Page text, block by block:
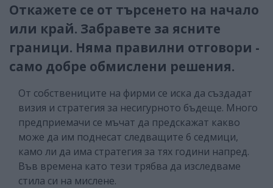
Откажете се от търсенето на начало
или край. Забравете за ясните
граници. Няма правилни отговори -
само добре обмислени решения.
От собствениците на фирми се иска да създадат
визия и стратегия за несигурното бъдеще. Много
предприемачи се мъчат да предскажат какво
може да им поднесат следващите 6 седмици,
камо ли да има стратегия за тях години напред.
Във времена като тези трябва да изследваме
стила си на мислене.